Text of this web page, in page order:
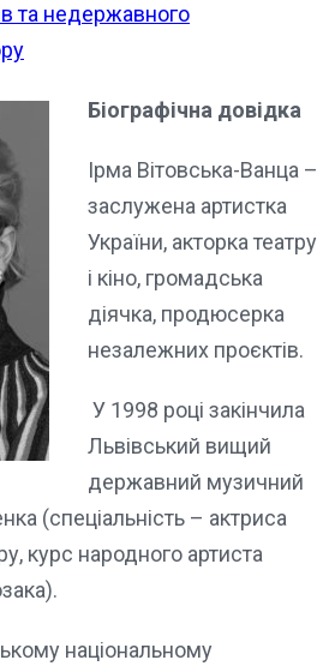
та недержавного
Біографічна довідка
Ірма Вітовська-Ванца –
заслужена артистка
України, акторка театру
і кіно, громадська
діячка, продюсерка
незалежних проєктів.
У 1998 році закінчила
Львівський вищий
державний музичний
(спеціальність – актриса
курс народного артиста
національному